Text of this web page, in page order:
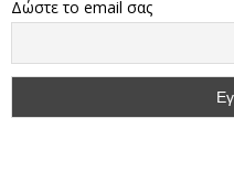
Δώστε το email σας